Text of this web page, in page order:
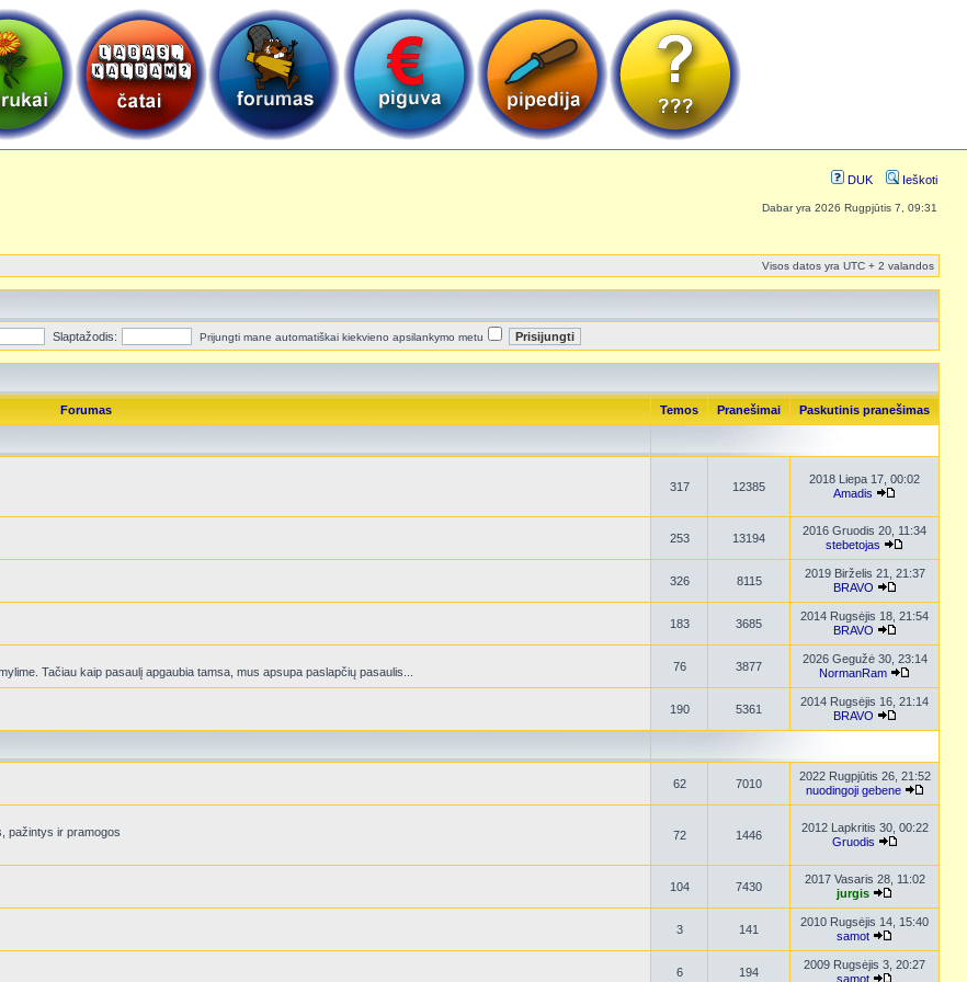
DUK Ieškoti
Dabar yra 2026 Rugpjūtis 7, 09:31
Visos datos yra UTC + 2 valandos
Slaptažodis: Prijungti mane automatiškai kiekvieno apsilankymo metu
Forumas Temos Pranešimai Paskutinis pranešimas
317 12385
2018 Liepa 17, 00:02
Amadis
253 13194
2016 Gruodis 20, 11:34
stebetojas
326 8115
2019 Birželis 21, 21:37
BRAVO
183 3685
2014 Rugsėjis 18, 21:54
BRAVO
Tačiau kaip pasaulį apgaubia tamsa, mus apsupa paslapčių pasaulis... 76 3877
2026 Gegužė 30, 23:14
NormanRam
190 5361
2014 Rugsėjis 16, 21:14
BRAVO
62 7010
2022 Rugpjūtis 26, 21:52
nuodingoji gebene
pažintys ir pramogos
72 1446
2012 Lapkritis 30, 00:22
Gruodis
104 7430
2017 Vasaris 28, 11:02
jurgis
3 141
2010 Rugsėjis 14, 15:40
samot
6 194
2009 Rugsėjis 3, 20:27
samot